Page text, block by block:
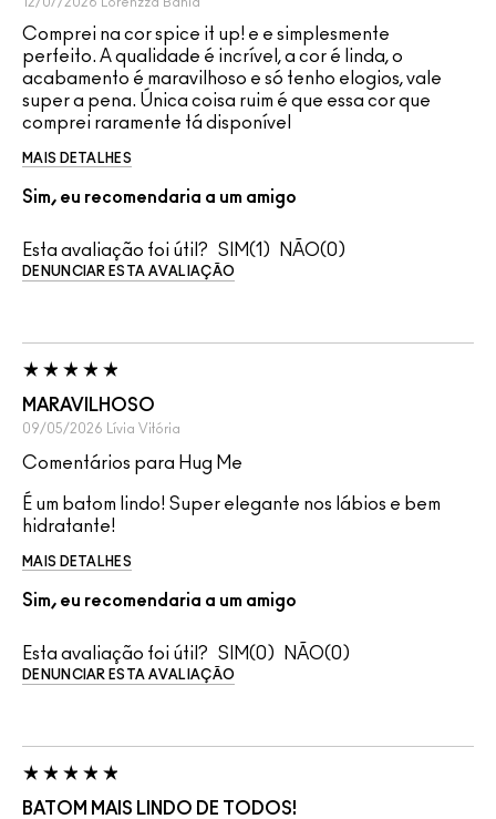
Comprei na cor spice it up! e e simplesmente
perfeito. A qualidade é incrível, a cor é linda, o
acabamento é maravilhoso e só tenho elogios, vale
super a pena. Única coisa ruim é que essa cor que
comprei raramente tá disponível
MAIS DETALHES
Sim, eu recomendaria a um amigo
Esta avaliação foi útil? 1 0
DENUNCIAR ESTA AVALIAÇÃO
MARAVILHOSO
09/05/2026 Lívia Vitória
Comentários para Hug Me
É um batom lindo! Super elegante nos lábios e bem
hidratante!
MAIS DETALHES
Sim, eu recomendaria a um amigo
Esta avaliação foi útil? 0 0
DENUNCIAR ESTA AVALIAÇÃO
BATOM MAIS LINDO DE TODOS!